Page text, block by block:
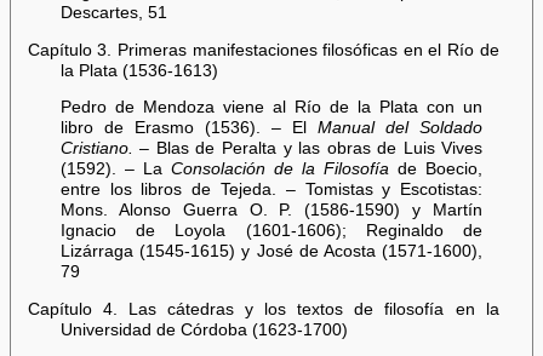
Descartes, 51
Capítulo 3. Primeras manifestaciones filosóficas en el Río de
la Plata (1536-1613)
Pedro de Mendoza viene al Río de la Plata con un
libro de Erasmo (1536). – ElManual del Soldado
Cristiano. – Blas de Peralta y las obras de Luis Vives
(1592). – La Consolación de la Filosofía de Boecio,
entre los libros de Tejeda. – Tomistas y Escotistas:
Mons. Alonso Guerra O. P. (1586-1590) y Martín
Ignacio de Loyola (1601-1606); Reginaldo de
Lizárraga (1545-1615) y José de Acosta (1571-1600),
79
Capítulo 4. Las cátedras y los textos de filosofía en la
Universidad de Córdoba (1623-1700)